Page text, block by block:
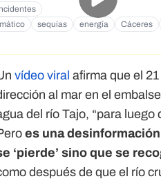
sequías energía Cáceres
vídeo viral afirma que el
al mar en el
del río Tajo, “para luego
es una desinformación
‘pierde’ sino que se
después de que el río